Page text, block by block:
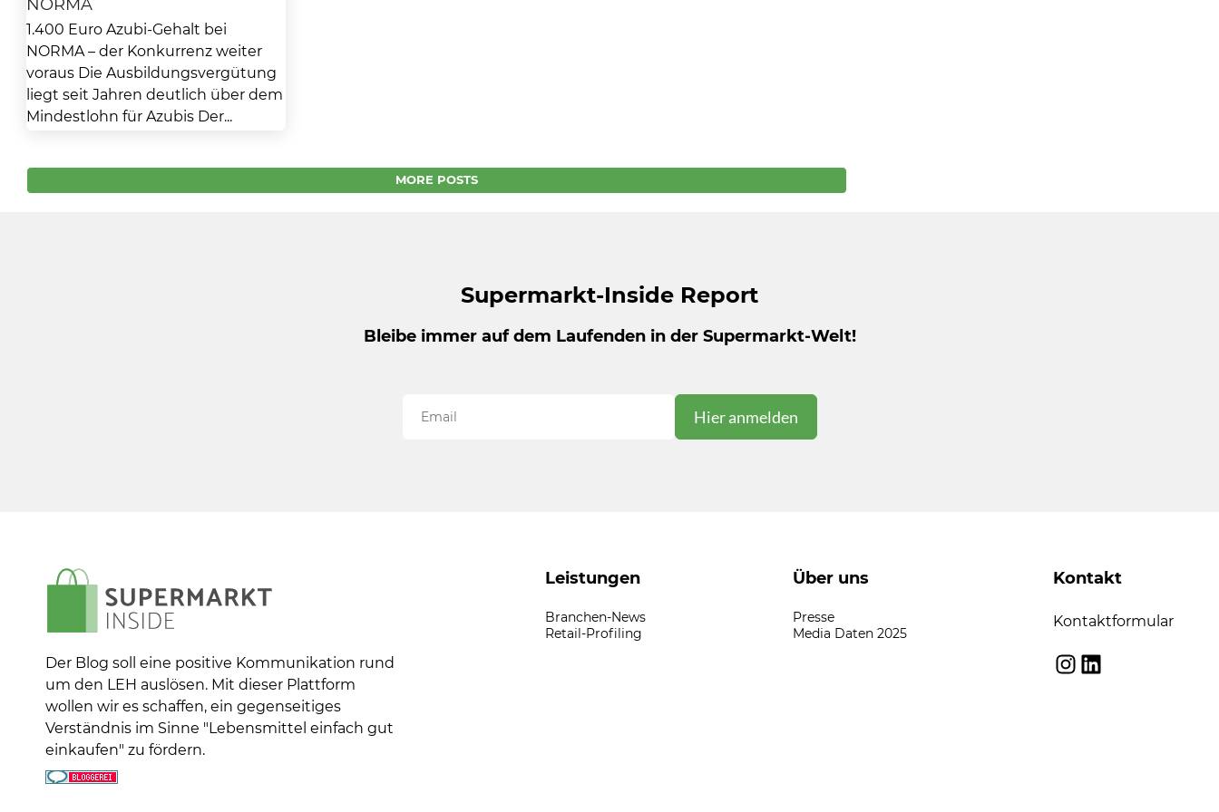
1.400 Euro Azubi-Gehalt bei
NORMA – der Konkurrenz weiter
voraus Die Ausbildungsvergütung
liegt seit Jahren deutlich über dem
Mindestlohn für Azubis Der...
MORE POSTS
Supermarkt-Inside Report
Bleibe immer auf dem Laufenden in der Supermarkt-Welt!
Der Blog soll eine positive Kommunikation rund
um den LEH auslösen. Mit dieser Plattform
wollen wir es schaffen, ein gegenseitiges
Verständnis im Sinne "Lebensmittel einfach gut
einkaufen" zu fördern.
Leistungen
Branchen-News
Retail-Profiling
Über uns
Presse
Media Daten 2025
Kontakt
Kontaktformular
Instagram
LinkedIn